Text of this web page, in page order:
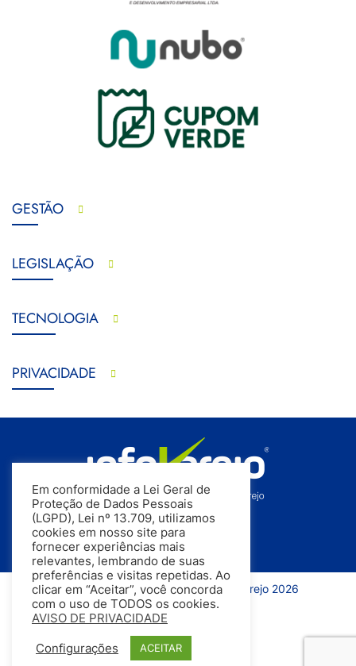
GESTÃO
LEGISLAÇÃO
TECNOLOGIA
PRIVACIDADE
Todos os direitos reservados | InfoVarejo 2026
Em conformidade a Lei Geral de
Proteção de Dados Pessoais
(LGPD), Lei nº 13.709, utilizamos
cookies em nosso site para
fornecer experiências mais
relevantes, lembrando de suas
preferências e visitas repetidas. Ao
clicar em “Aceitar”, você concorda
com o uso de TODOS os cookies.
AVISO DE PRIVACIDADE
Configurações ACEITAR